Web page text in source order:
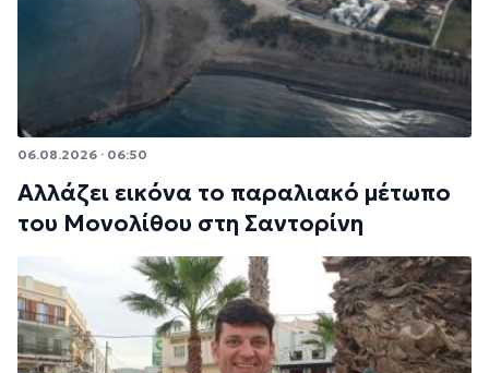
06.08.2026 · 06:50
Αλλάζει εικόνα το παραλιακό μέτωπο
του Μονολίθου στη Σαντορίνη